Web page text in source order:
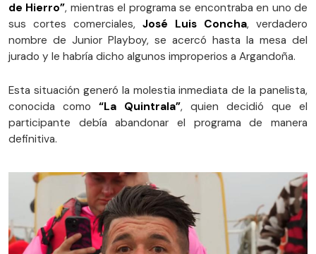
de Hierro”, mientras el programa se encontraba en uno de
sus cortes comerciales, José Luis Concha, verdadero
nombre de Junior Playboy, se acercó hasta la mesa del
jurado y le habría dicho algunos improperios a Argandoña.
Esta situación generó la molestia inmediata de la panelista,
conocida como “La Quintrala”, quien decidió que el
participante debía abandonar el programa de manera
definitiva.